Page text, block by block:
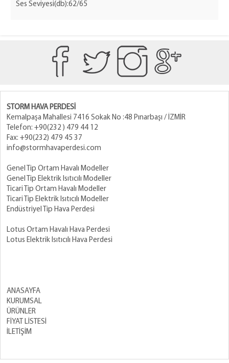
Ses Seviyesi(db):62/65
STORM HAVA PERDESİ
Kemalpaşa Mahallesi 7416 Sokak No :48 Pınarbaşı / İZMİR
Telefon: +90(232 ) 479 44 12
Fax: +90(232) 479 45 37
info@stormhavaperdesi.com
Genel Tip Ortam Havalı Modeller
Genel Tip Elektrik Isıtıcılı Modeller
Ticari Tip Ortam Havalı Modeller
Ticari Tip Elektrik Isıtıcılı Modeller
Endüstriyel Tip Hava Perdesi
Lotus Ortam Havalı Hava Perdesi
Lotus Elektrik Isıtıcılı Hava Perdesi
ANASAYFA
KURUMSAL
ÜRÜNLER
FİYAT LİSTESİ
İLETİŞİM